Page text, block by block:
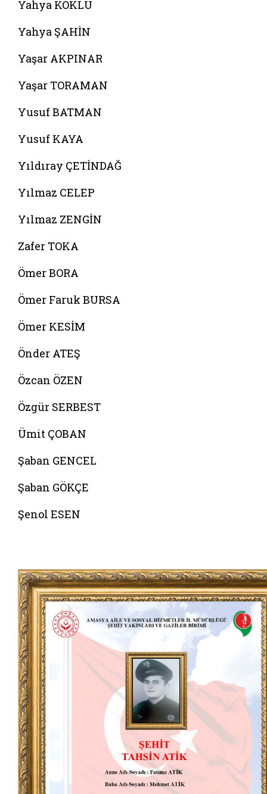
Yahya KÖKLÜ
Yahya ŞAHİN
Yaşar AKPINAR
Yaşar TORAMAN
Yusuf BATMAN
Yusuf KAYA
Yıldıray ÇETİNDAĞ
Yılmaz CELEP
Yılmaz ZENGİN
Zafer TOKA
Ömer BORA
Ömer Faruk BURSA
Ömer KESİM
Önder ATEŞ
Özcan ÖZEN
Özgür SERBEST
Ümit ÇOBAN
Şaban GENCEL
Şaban GÖKÇE
Şenol ESEN